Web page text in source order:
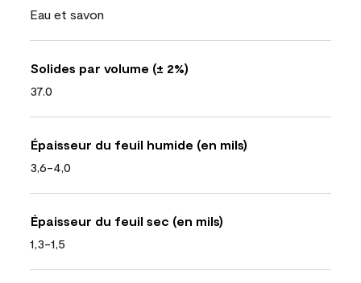
Eau et savon
Solides par volume (± 2%)
37.0
Épaisseur du feuil humide (en mils)
3,6-4,0
Épaisseur du feuil sec (en mils)
1,3-1,5